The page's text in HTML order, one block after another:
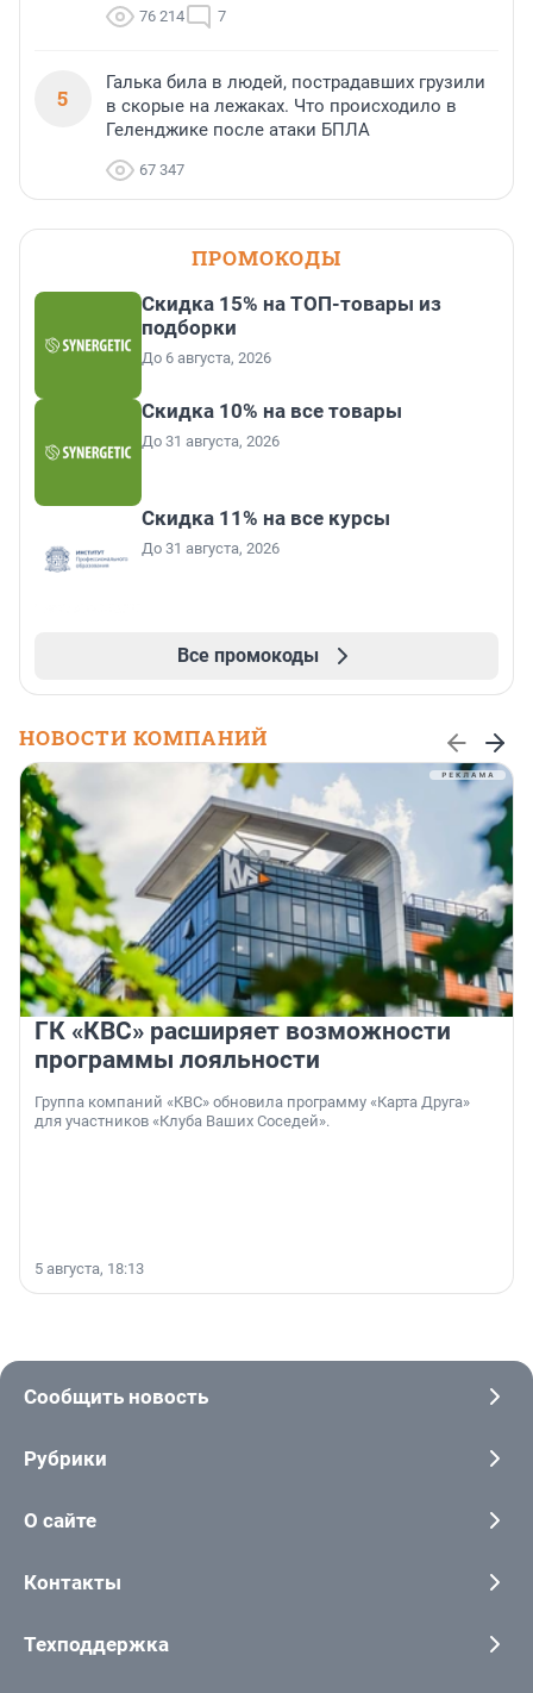
76 214 7
5
Галька била в людей, пострадавших грузили
в скорые на лежаках. Что происходило в
Геленджике после атаки БПЛА
67 347
ПРОМОКОДЫ
Скидка 15% на ТОП-товары из
подборки
До 6 августа, 2026
Скидка 10% на все товары
До 31 августа, 2026
Скидка 11% на все курсы
До 31 августа, 2026
Все промокоды
НОВОСТИ КОМПАНИЙ
ГК «КВС» расширяет возможности
программы лояльности
Группа компаний «КВС» обновила программу «Карта Друга»
для участников «Клуба Ваших Соседей».
5 августа, 18:13
Сообщить новость
Рубрики
О сайте
Контакты
Техподдержка